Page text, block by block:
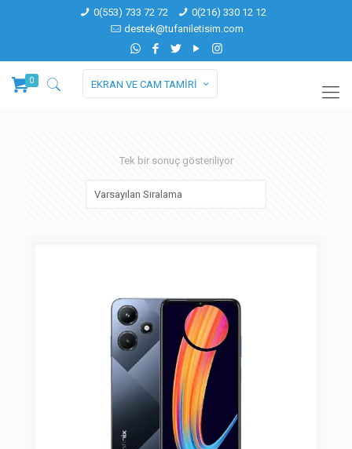
0(553) 733 72 72
0(216) 330 12 12
destek@tufaniletisim.com
0 EKRAN VE CAM TAMİRİ
Tek bir sonuç gösteriliyor